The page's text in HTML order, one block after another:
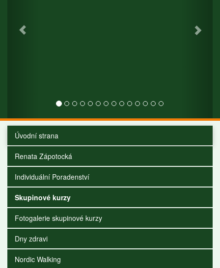
Úvodní strana
Renata Zápotocká
Individuální Poradenství
Skupinové kurzy
Fotogalerie skupinové kurzy
Dny zdravi
Nordic Walking